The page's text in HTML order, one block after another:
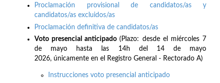
Proclamación provisional de candidatos/as y
candidatos/as excluidos/as
Proclamación definitiva de candidatos/as
Voto presencial anticipado(Plazo: desde el miércoles 7
de mayo hasta las 14h del 14 de mayo
2026, únicamente en el Registro General - Rectorado A)
Instrucciones voto presencial anticipado